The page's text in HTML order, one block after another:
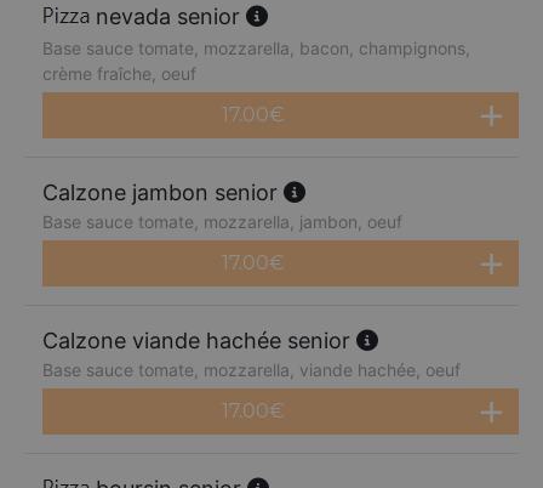
nevada senior
Base sauce tomate, mozzarella, bacon, champignons,
crème fraîche, oeuf
17.00€
Calzone jambon senior
Base sauce tomate, mozzarella, jambon, oeuf
17.00€
Calzone viande hachée senior
Base sauce tomate, mozzarella, viande hachée, oeuf
17.00€